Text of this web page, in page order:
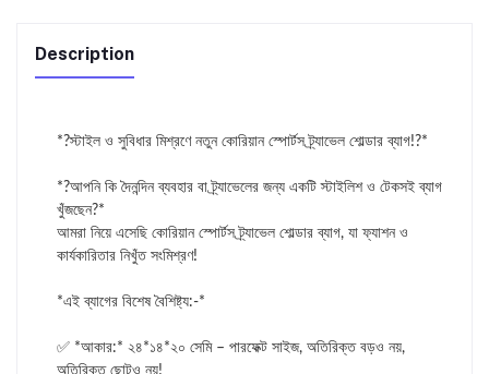
Description
*?স্টাইল ও সুবিধার মিশ্রণে নতুন কোরিয়ান স্পোর্টস ট্র্যাভেল শোল্ডার ব্যাগ!?*
*?️আপনি কি দৈনন্দিন ব্যবহার বা ট্র্যাভেলের জন্য একটি স্টাইলিশ ও টেকসই ব্যাগ
খুঁজছেন?*
আমরা নিয়ে এসেছি কোরিয়ান স্পোর্টস ট্র্যাভেল শোল্ডার ব্যাগ, যা ফ্যাশন ও
কার্যকারিতার নিখুঁত সংমিশ্রণ!
*এই ব্যাগের বিশেষ বৈশিষ্ট্য:-*
✅ *আকার:* ২৪*১৪*২০ সেমি – পারফেক্ট সাইজ, অতিরিক্ত বড়ও নয়,
অতিরিক্ত ছোটও নয়!